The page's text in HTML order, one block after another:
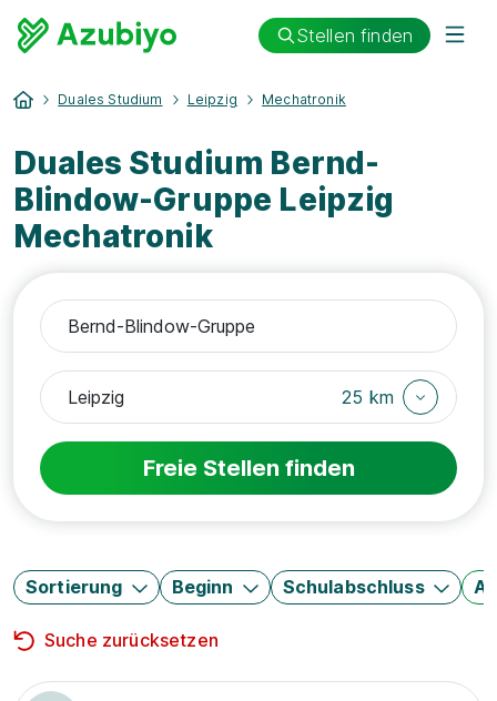
Stellen finden
Duales Studium Leipzig Mechatronik
Duales Studium Bernd-
Blindow-Gruppe Leipzig
Mechatronik
25 km
Freie Stellen finden
Sortierung Beginn Schulabschluss
Suche zurücksetzen